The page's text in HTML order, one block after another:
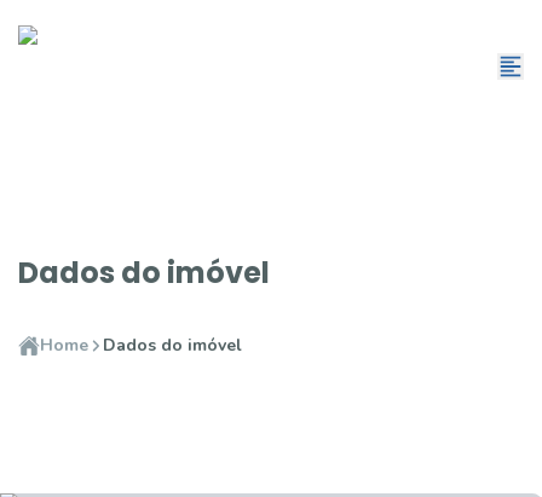
Dados do imóvel
Home Dados do imóvel